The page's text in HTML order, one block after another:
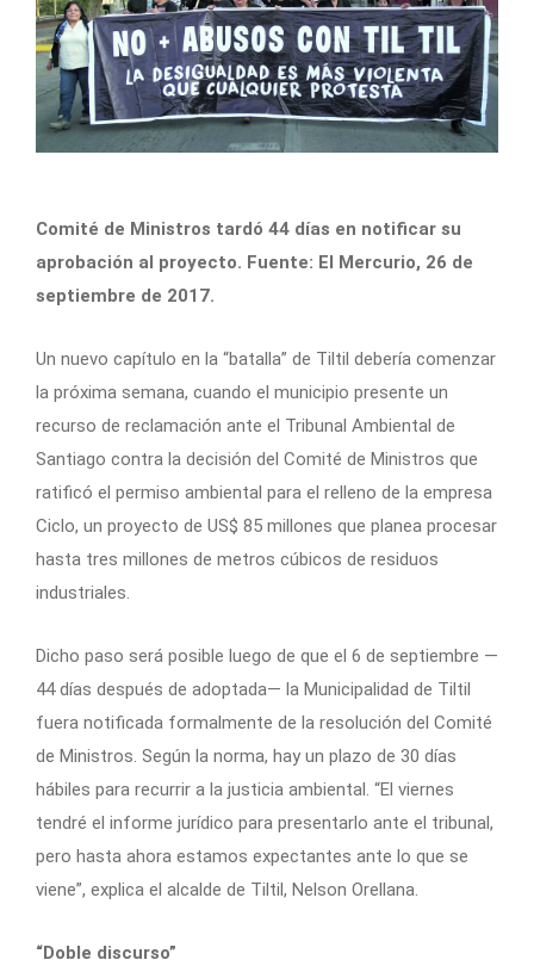
Comité de Ministros tardó 44 días en notificar su
aprobación al proyecto. Fuente: El Mercurio, 26 de
septiembre de 2017.
Un nuevo capítulo en la “batalla” de Tiltil debería comenzar
la próxima semana, cuando el municipio presente un
recurso de reclamación ante el Tribunal Ambiental de
Santiago contra la decisión del Comité de Ministros que
ratificó el permiso ambiental para el relleno de la empresa
Ciclo, un proyecto de US$ 85 millones que planea procesar
hasta tres millones de metros cúbicos de residuos
industriales.
Dicho paso será posible luego de que el 6 de septiembre —
44 días después de adoptada— la Municipalidad de Tiltil
fuera notificada formalmente de la resolución del Comité
de Ministros. Según la norma, hay un plazo de 30 días
hábiles para recurrir a la justicia ambiental. “El viernes
tendré el informe jurídico para presentarlo ante el tribunal,
pero hasta ahora estamos expectantes ante lo que se
viene”, explica el alcalde de Tiltil, Nelson Orellana.
“Doble discurso”